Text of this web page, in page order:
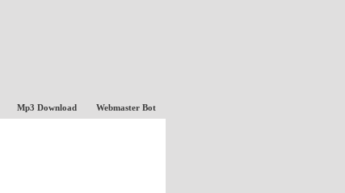
Mp3 Download Webmaster Bot